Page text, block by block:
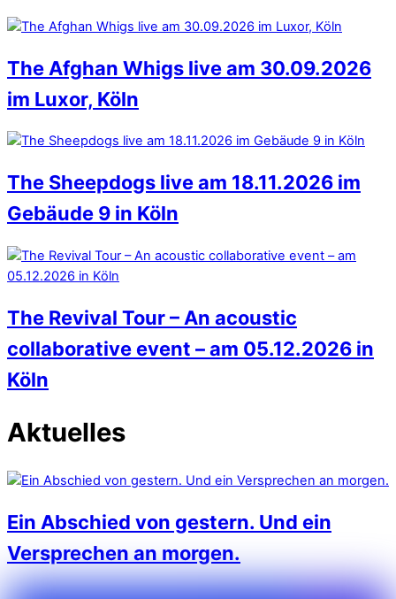
The Afghan Whigs live am 30.09.2026
im Luxor, Köln
The Sheepdogs live am 18.11.2026 im
Gebäude 9 in Köln
The Revival Tour – An acoustic
collaborative event – am 05.12.2026 in
Köln
Aktuelles
Ein Abschied von gestern. Und ein
Versprechen an morgen.